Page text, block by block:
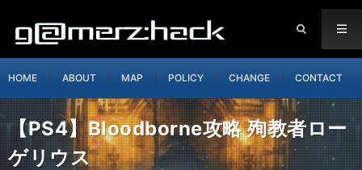
HOME ABOUT MAP POLICY CHANGE CONTACT
【PS4】Bloodborne攻略 殉教者ロー
ゲリウス